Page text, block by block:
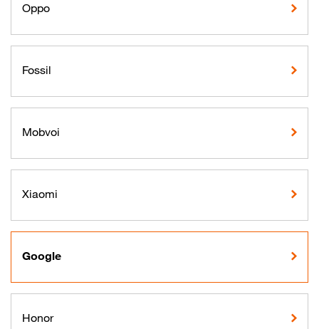
Oppo
Fossil
Mobvoi
Xiaomi
Google
Honor